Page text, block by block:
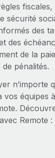
sécurité
des
des
de la
pénalités.
n’importe
vos équipes
Remote :